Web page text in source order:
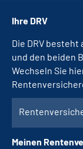
Ihre DRV
Die DRV
und den beiden
Wechseln Sie
Meinen